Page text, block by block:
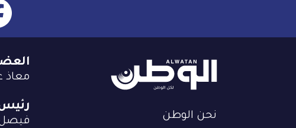
نحن الوطن
معاذ
رئيس
فيصل